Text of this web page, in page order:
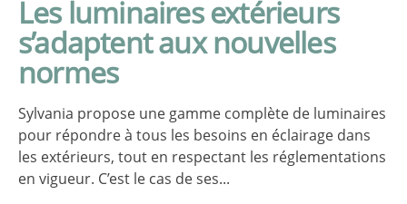
Les luminaires extérieurs
s’adaptent aux nouvelles
normes
Sylvania propose une gamme complète de luminaires
pour répondre à tous les besoins en éclairage dans
les extérieurs, tout en respectant les réglementations
en vigueur. C’est le cas de ses...